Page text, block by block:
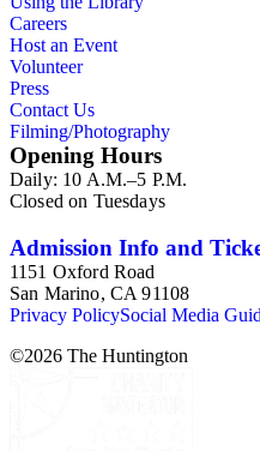
Careers
Host an Event
Volunteer
Press
Contact Us
Filming/Photography
Opening Hours
Daily: 10 A.M.–5 P.M.
Closed on Tuesdays
Admission Info and
1151 Oxford Road
San Marino, CA 91108
Privacy PolicySocial Media
©2026 The Huntington